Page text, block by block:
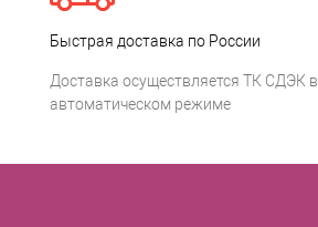
Быстрая доставка по России
Доставка осуществляется ТК СДЭК в
автоматическом режиме